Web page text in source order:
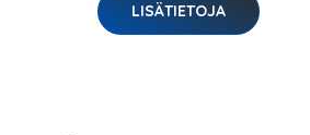
LISÄTIETOJA